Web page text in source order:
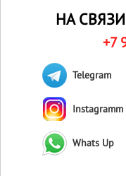
НА
+7
Telegram
Instagramm
Whats Up